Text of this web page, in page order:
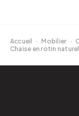
Accueil · Mobilier ·
Chaise en rotin